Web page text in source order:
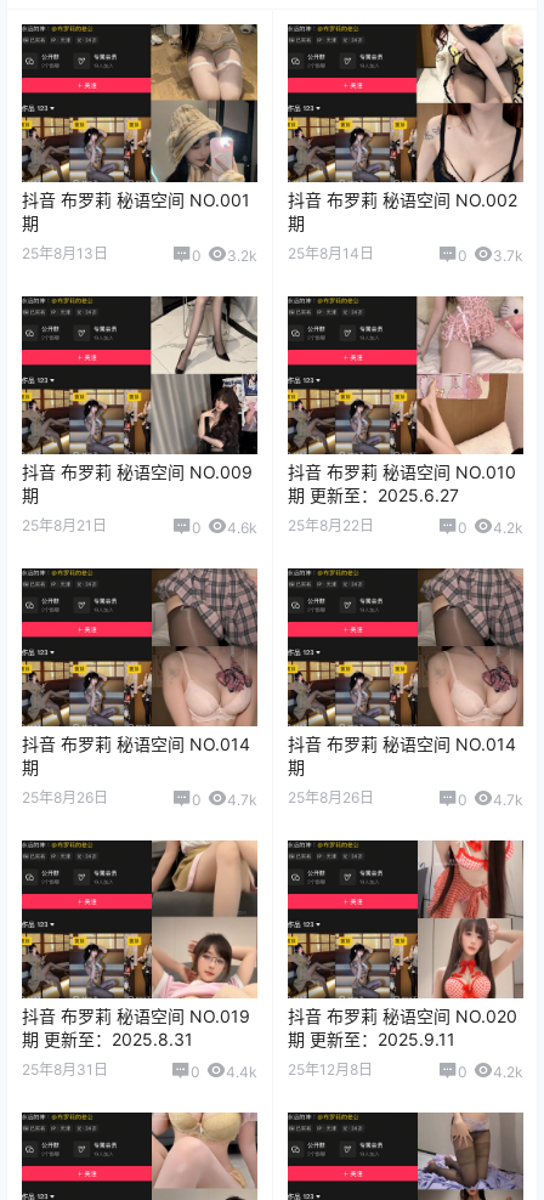
抖音 布罗莉 秘语空间 NO.001
期
25年8月13日 0 3.2k
抖音 布罗莉 秘语空间 NO.002
期
25年8月14日 0 3.7k
抖音 布罗莉 秘语空间 NO.009
期
25年8月21日 0 4.6k
抖音 布罗莉 秘语空间 NO.010
期 更新至：2025.6.27
25年8月22日 0 4.2k
抖音 布罗莉 秘语空间 NO.014
期
25年8月26日 0 4.7k
抖音 布罗莉 秘语空间 NO.014
期
25年8月26日 0 4.7k
抖音 布罗莉 秘语空间 NO.019
期 更新至：2025.8.31
25年8月31日 0 4.4k
抖音 布罗莉 秘语空间 NO.020
期 更新至：2025.9.11
25年12月8日 0 4.2k